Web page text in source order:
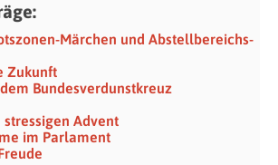
Märchen und Abstellbereichs-
Zukunft
Bundesverdunstkreuz
Advent
im Parlament